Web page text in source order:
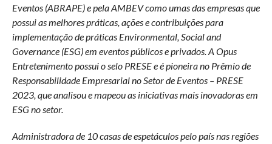
Eventos (ABRAPE) e pela AMBEV como umas das empresas que
possui as melhores práticas, ações e contribuições para
implementação de práticas Environmental, Social and
Governance (ESG) em eventos públicos e privados. A Opus
Entretenimento possui o selo PRESE e é pioneira no Prêmio de
Responsabilidade Empresarial no Setor de Eventos – PRESE
2023, que analisou e mapeou as iniciativas mais inovadoras em
ESG no setor.
Administradora de 10 casas de espetáculos pelo país nas regiões